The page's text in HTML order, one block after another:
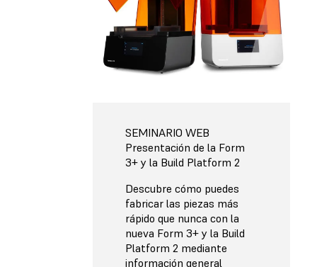
SEMINARIO WEB
Presentación de la Form
3+ y la Build Platform 2
Descubre cómo puedes
fabricar las piezas más
rápido que nunca con la
nueva Form 3+ y la Build
Platform 2 mediante
información general